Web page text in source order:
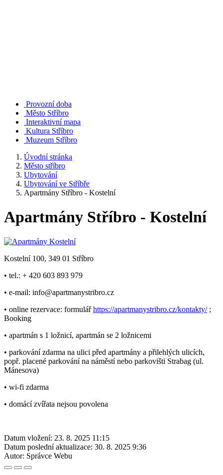
Provozní doba
Město Stříbro
Interaktivní mapa
Kultura Stříbro
Muzeum Stříbro
Úvodní stránka
Město stříbro
Ubytování
Ubytování ve Stříbře
Apartmány Stříbro - Kostelní
Apartmány Stříbro - Kostelní
Kostelní 100, 349 01 Stříbro
• tel.: + 420 603 893 979
• e-mail: info@apartmanystribro.cz
• online rezervace: formulářhttps://apartmanystribro.cz/kontakty/;
Booking
• apartmán s 1 ložnicí, apartmán se 2 ložnicemi
• parkování zdarma na ulici před apartmány a přilehlých ulicích,
popř. placené parkování na náměstí nebo parkovišti Strabag (ul.
Mánesova)
• wi-fi zdarma
• domácí zvířata nejsou povolena
Datum vložení: 23. 8. 2025 11:15
Datum poslední aktualizace: 30. 8. 2025 9:36
Autor: Správce Webu